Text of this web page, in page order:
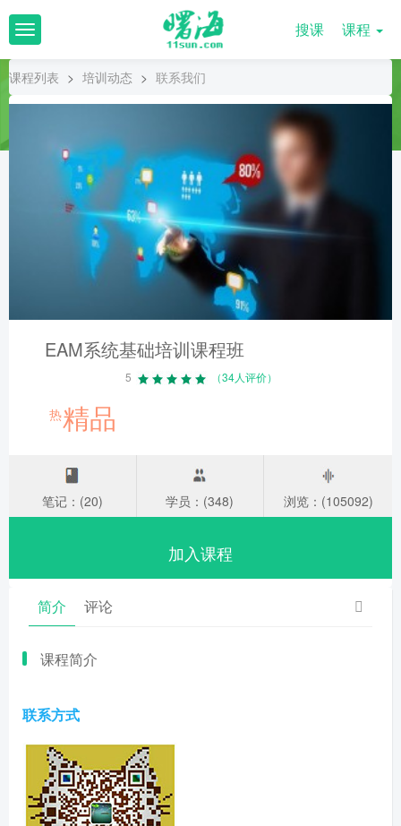
T
o
g
l
搜课 课程
课程列表 > 培训动态 > 联系我们
EAM系统基础培训课程班
5 （34人评价）
热精品
笔记：(20) 学员：(348) 浏览：(105092)
加入课程
简介 评论
课程简介
联系方式